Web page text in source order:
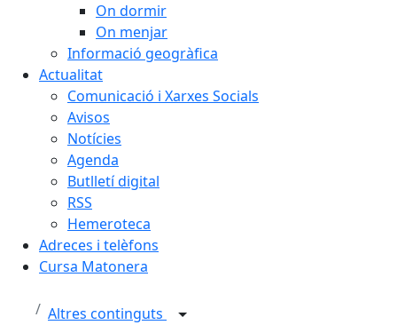
On dormir
On menjar
Informació geogràfica
Actualitat
Comunicació i Xarxes Socials
Avisos
Notícies
Agenda
Butlletí digital
RSS
Hemeroteca
Adreces i telèfons
Cursa Matonera
Altres continguts